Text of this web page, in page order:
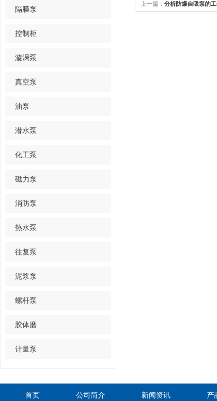
隔膜泵
控制柜
漩涡泵
真空泵
油泵
潜水泵
化工泵
磁力泵
消防泵
热水泵
往复泵
泥浆泵
螺杆泵
胶体磨
计量泵
上一篇： 分析防爆自吸泵的
首页 公司简介 新闻资讯 产